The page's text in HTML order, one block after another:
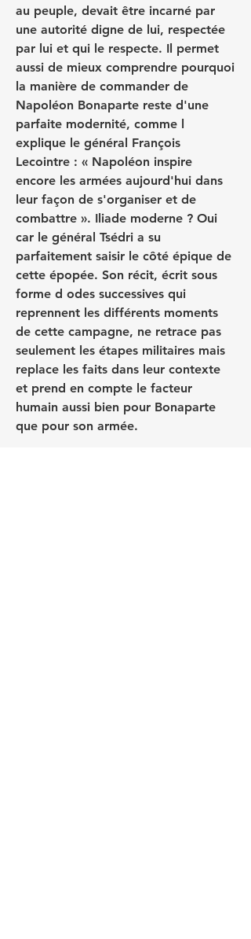
au peuple, devait être incarné par
une autorité digne de lui, respectée
par lui et qui le respecte. Il permet
aussi de mieux comprendre pourquoi
la manière de commander de
Napoléon Bonaparte reste d'une
parfaite modernité, comme l
explique le général François
Lecointre : « Napoléon inspire
encore les armées aujourd'hui dans
leur façon de s'organiser et de
combattre ». Iliade moderne ? Oui
car le général Tsédri a su
parfaitement saisir le côté épique de
cette épopée. Son récit, écrit sous
forme d odes successives qui
reprennent les différents moments
de cette campagne, ne retrace pas
seulement les étapes militaires mais
replace les faits dans leur contexte
et prend en compte le facteur
humain aussi bien pour Bonaparte
que pour son armée.